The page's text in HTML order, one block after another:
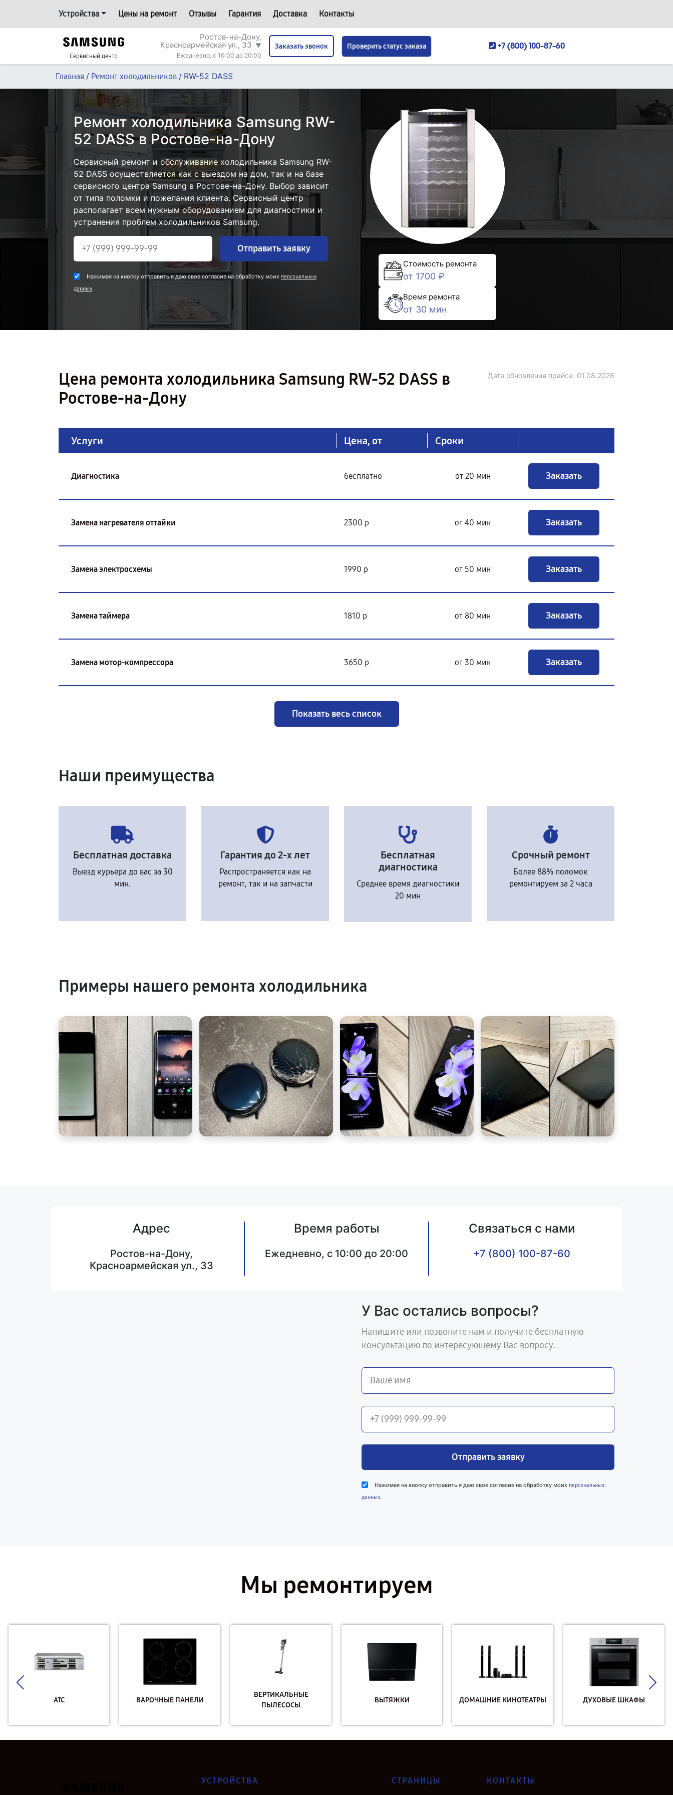
Устройства Цены на ремонт Отзывы Гарантия Доставка Контакты
Сервисный центр
Ростов-на-Дону,
Красноармейская ул., 33 ▼
Ежедневно, с 10:00 до 20:00
Заказать звонок Проверить статус заказа +7 (800) 100-87-60
Главная / Ремонт холодильников / RW-52 DASS
Ремонт холодильника Samsung RW-
52 DASS в Ростове-на-Дону
Сервисный ремонт и обслуживание холодильника Samsung RW-
52 DASS осуществляется как с выездом на дом, так и на базе
сервисного центра Samsung в Ростове-на-Дону. Выбор зависит
от типа поломки и пожелания клиента. Сервисный центр
располагает всем нужным оборудованием для диагностики и
устранения проблем холодильников Samsung.
Отправить заявку
Нажимая на кнопку отправить я даю свое согласие на обработку моих персональных
данных.
Стоимость ремонта
от 1700 ₽
Время ремонта
от 30 мин
Цена ремонта холодильника Samsung RW-52 DASS в
Ростове-на-Дону
Дата обновления прайса: 01.08.2026
Услуги Цена, от Сроки
Диагностика бесплатно от 20 мин Заказать
Замена нагревателя оттайки 2300 р от 40 мин Заказать
Замена электросхемы 1990 р от 50 мин Заказать
Замена таймера 1810 р от 80 мин Заказать
Замена мотор-компрессора 3650 р от 30 мин Заказать
Показать весь список
Наши преимущества
Бесплатная доставка
Выезд курьера до вас за 30
мин.
Гарантия до 2-х лет
Распространяется как на
ремонт, так и на запчасти
Бесплатная
диагностика
Среднее время диагностики
20 мин
Срочный ремонт
Более 88% поломок
ремонтируем за 2 часа
Примеры нашего ремонта холодильника
Адрес
Ростов-на-Дону,
Красноармейская ул., 33
Время работы
Ежедневно, с 10:00 до 20:00
Связаться с нами
+7 (800) 100-87-60
У Вас остались вопросы?
Напишите или позвоните нам и получите бесплатную
консультацию по интересующему Вас вопросу.
Отправить заявку
Нажимая на кнопку отправить я даю свое согласие на обработку моих персональных
данных.
Мы ремонтируем
АТС ВАРОЧНЫЕ ПАНЕЛИ
ВЕРТИКАЛЬНЫЕ
ПЫЛЕСОСЫ
ВЫТЯЖКИ ДОМАШНИЕ КИНОТЕАТРЫ ДУХОВЫЕ ШКАФЫ
УСТРОЙСТВА СТРАНИЦЫ КОНТАКТЫ